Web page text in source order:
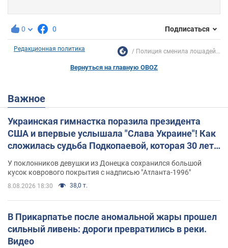
0 0 Подписаться
Редакционная политика Полиция сменила лошадей...
Вернуться на главную OBOZ
Важное
Украинская гимнастка поразила президента
США и впервые услышала "Слава Украине"! Как
сложилась судьба Подкопаевой, которая 30 лет
У поклонников девушки из Донецка сохранился большой
кусок коврового покрытия с надписью "Атланта-1996"
8.08.2026 18:30 38,0 т.
В Прикарпатье после аномальной жары прошел
сильный ливень: дороги превратились в реки.
Видео